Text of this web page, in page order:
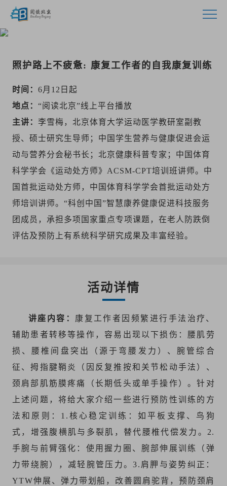
活动
指南
视频
资源
资讯
联系
登录
照护路上不疲惫: 康复工作者的自我康复训练
时间： 6月12日起
地点： “阅读北京”线上平台播放
主讲： 李雪梅，北京体育大学运动医学教研室副教
授、硕士研究生导师；中国学生营养与健康促进会运
动与营养分会秘书长；北京健康科普专家；中国体育
科学学会《运动处方师》ACSM-CPT培训班讲师。中
国首批运动处方师，中国体育科学学会首批运动处方
师培训讲师。“科创中国”智慧康养健康促进科技服务
团成员，承担多项国家重点专项课题，在老人防跌倒
评估及预防上有系统科学研究成果及丰富经验。
活动详情
讲座内容： 康复工作者因频繁进行手法治疗、
辅助患者转移等操作，容易出现以下损伤：腰肌劳
损、腰椎间盘突出（源于弯腰发力）、腕管综合
征、拇指腱鞘炎（因反复推按和关节松动手法）、
颈肩部肌筋膜疼痛（长期低头或单手操作）。针对
上述问题，将给大家介绍一些进行预防性训练的方
法和原则：1.核心稳定训练：如平板支撑、鸟狗
式，增强腹横肌与多裂肌，替代腰椎代偿发力。2.
手腕与前臂强化：使用握力圈、腕部伸展训练（弹
力带绕腕），减轻腕管压力。3.肩胛与姿势纠正：
YTW伸展、弹力带划船，改善圆肩驼背，预防颈肩